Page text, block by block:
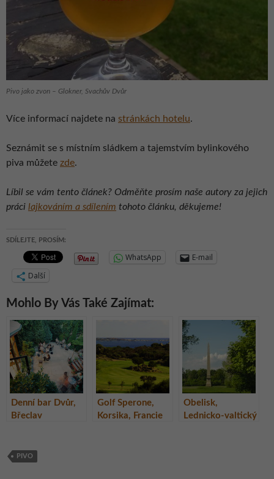
Pivo jako zvon – Glokner, Svachův Dvůr
Více informací najdete na stránkách hotelu.
Seznámit se s místním sládkem a tajemstvím bylinkového
piva můžete zde.
Líbil se vám tento článek? Odměňte prosím naše autory za jejich
práci lajkováním a sdílením tohoto článku, děkujeme!
SDÍLEJTE, PROSÍM:
WhatsApp
E-mail
Další
Mohlo By Vás Také Zajímat:
Denní bar Dvůr,
Břeclav
Golf Sperone,
Korsika, Francie
Obelisk,
Lednicko-valtický
PIVO